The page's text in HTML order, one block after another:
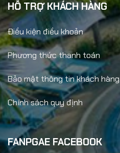
HỖ TRỢ KHÁCH HÀNG
Điều kiện điều khoản
Phương thức thanh toán
Bảo mật thông tin khách hàng
Chính sách quy định
FANPGAE FACEBOOK